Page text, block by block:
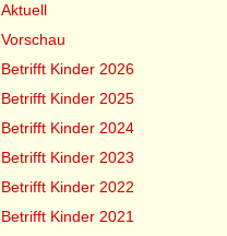
Aktuell
Vorschau
Betrifft Kinder 2026
Betrifft Kinder 2025
Betrifft Kinder 2024
Betrifft Kinder 2023
Betrifft Kinder 2022
Betrifft Kinder 2021